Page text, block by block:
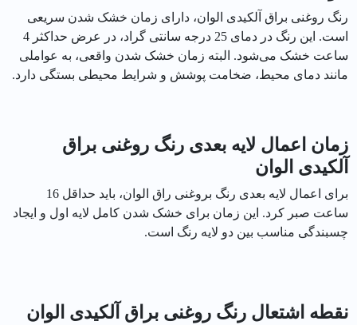
رنگ روغنی براق آلکیدی الوان، دارای زمان خشک شدن سریعی
است. این رنگ در دمای 25 درجه سانتی گراد، در عرض حداکثر 4
ساعت خشک می‌شود. البته زمان خشک شدن واقعی، به عواملی
مانند دمای محیط، ضخامت پوشش و شرایط محیطی بستگی دارد.
زمان اعمال لایه بعدی رنگ روغنی براق
آلکیدی الوان
برای اعمال لایه بعدی رنگ بروغنی راق الوان، باید حداقل 16
ساعت صبر کرد. این زمان برای خشک شدن کامل لایه اول و ایجاد
چسبندگی مناسب بین دو لایه رنگ است.
نقطه اشتعال رنگ روغنی براق آلکیدی الوان